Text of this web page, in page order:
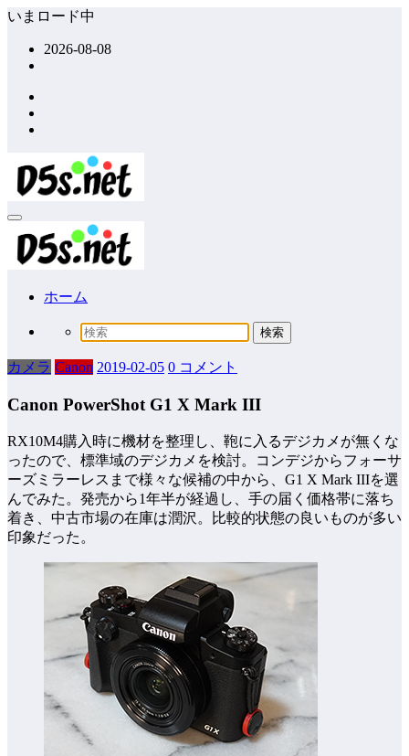
コ
ッ
プ
いまロード中
2026-08-08
ホーム
カメラ Canon 2019-02-05 0 コメント
Canon PowerShot G1 X Mark III
RX10M4購入時に機材を整理し、鞄に入るデジカメが無くな
ったので、標準域のデジカメを検討。コンデジからフォーサ
ーズミラーレスまで様々な候補の中から、G1 X Mark IIIを選
んでみた。発売から1年半が経過し、手の届く価格帯に落ち
着き、中古市場の在庫は潤沢。比較的状態の良いものが多い
印象だった。